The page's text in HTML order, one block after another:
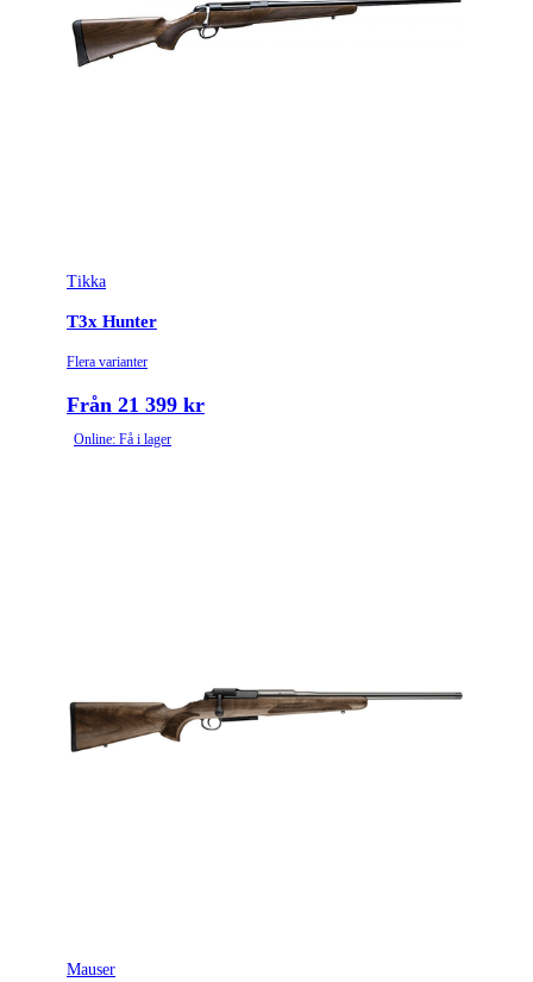
Tikka
T3x Hunter
Flera varianter
Från 21 399 kr
Online: Få i lager
Mauser